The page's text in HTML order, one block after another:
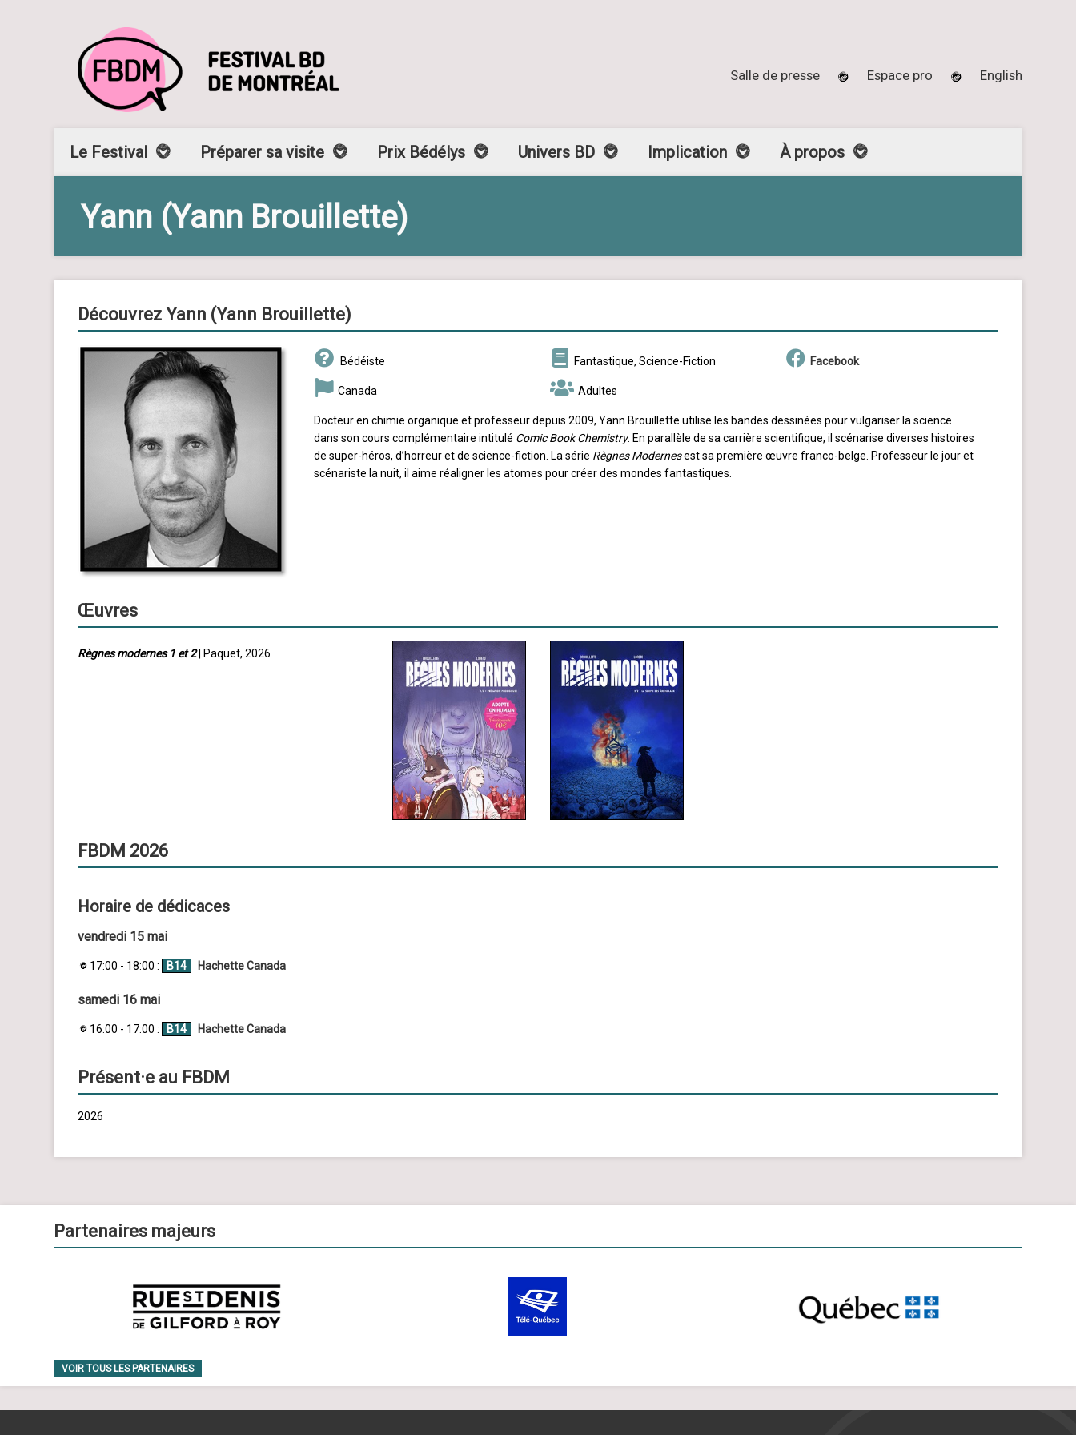
Salle de presse Espace pro English
Le Festival Préparer sa visite Prix Bédélys Univers BD Implication À propos
Yann (Yann Brouillette)
Découvrez Yann (Yann Brouillette)
Bédéiste
Canada
Fantastique, Science-Fiction
Adultes
Facebook
Docteur en chimie organique et professeur depuis 2009, Yann Brouillette utilise les bandes dessinées pour vulgariser la science
dans son cours complémentaire intitulé Comic Book Chemistry. En parallèle de sa carrière scientifique, il scénarise diverses histoires
de super-héros, d’horreur et de science-fiction. La série Règnes Modernesest sa première œuvre franco-belge. Professeur le jour et
scénariste la nuit, il aime réaligner les atomes pour créer des mondes fantastiques.
Œuvres
Règnes modernes 1 et 2| Paquet, 2026
FBDM 2026
Horaire de dédicaces
vendredi 15 mai
17:00 - 18:00 : B14 Hachette Canada
samedi 16 mai
16:00 - 17:00 : B14 Hachette Canada
Présent·e au FBDM
2026
Partenaires majeurs
VOIR TOUS LES PARTENAIRES